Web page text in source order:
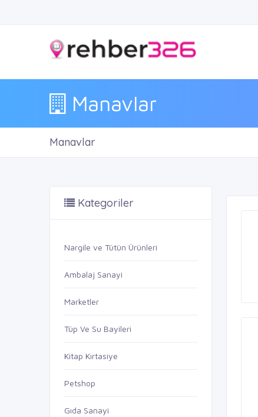
Manavlar
Manavlar
Kategoriler
Nargile ve Tütün Ürünleri
Ambalaj Sanayi
Marketler
Tüp Ve Su Bayileri
Kitap Kırtasiye
Petshop
Gıda Sanayi